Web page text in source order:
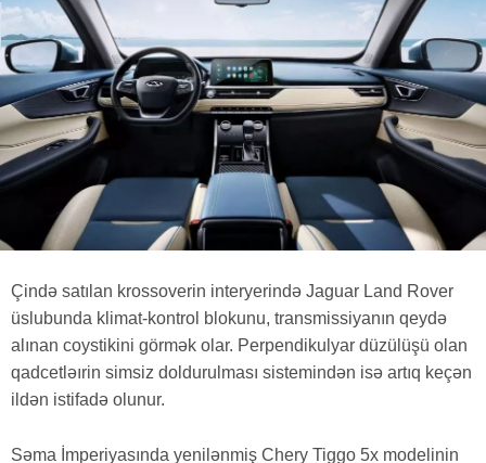
Çində satılan krossoverin interyerində Jaguar Land Rover
üslubunda klimat-kontrol blokunu, transmissiyanın qeydə
alınan coystikini görmək olar. Perpendikulyar düzülüşü olan
qadcetləırin simsiz doldurulması sistemindən isə artıq keçən
ildən istifadə olunur.
Səma İmperiyasında yenilənmiş Chery Tiggo 5x modelinin